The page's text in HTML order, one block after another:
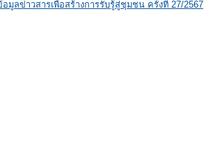
อมูลข่าวสารเพื่อสร้างการรับรู้สู่ชุมชน ครั้งที่ 27/2567